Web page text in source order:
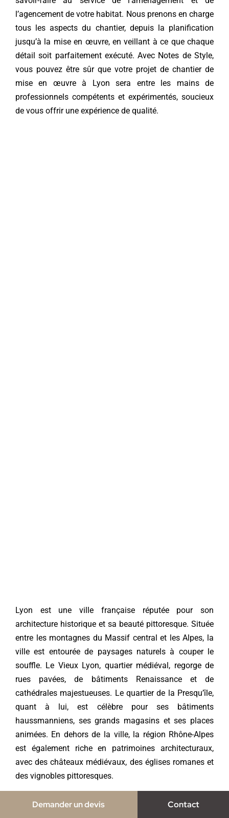
Demander un devis Contact
l’agencement de votre habitat. Nous prenons en charge
tous les aspects du chantier, depuis la planification
jusqu’à la mise en œuvre, en veillant à ce que chaque
détail soit parfaitement exécuté. Avec Notes de Style,
vous pouvez être sûr que votre projet de chantier de
mise en œuvre à Lyon sera entre les mains de
professionnels compétents et expérimentés, soucieux
de vous offrir une expérience de qualité.
Lyon est une ville française réputée pour son
architecture historique et sa beauté pittoresque. Située
entre les montagnes du Massif central et les Alpes, la
ville est entourée de paysages naturels à couper le
souffle. Le Vieux Lyon, quartier médiéval, regorge de
rues pavées, de bâtiments Renaissance et de
cathédrales majestueuses. Le quartier de la Presqu’île,
quant à lui, est célèbre pour ses bâtiments
haussmanniens, ses grands magasins et ses places
animées. En dehors de la ville, la région Rhône-Alpes
est également riche en patrimoines architecturaux,
avec des châteaux médiévaux, des églises romanes et
des vignobles pittoresques.
Les montagnes environnantes offrent également des